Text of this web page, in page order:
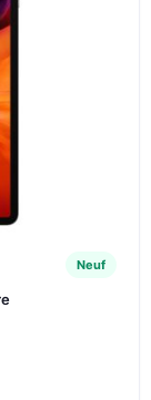
Neuf